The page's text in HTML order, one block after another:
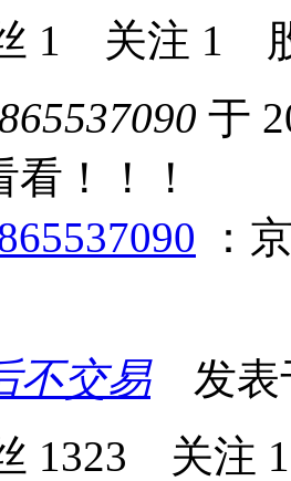
1 关注 1
于
！！！
：
不交易发表
1323 关注